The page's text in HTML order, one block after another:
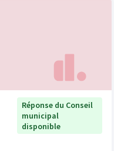
Réponse du Conseil
municipal
disponible